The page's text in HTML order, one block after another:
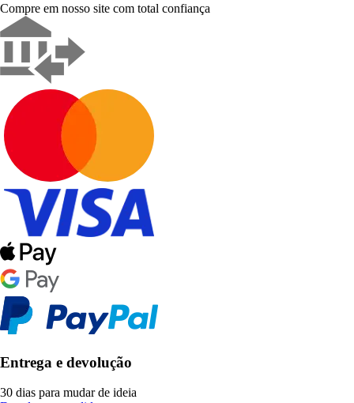
Compre em nosso site com total confiança
Entrega e devolução
30 dias para mudar de ideia